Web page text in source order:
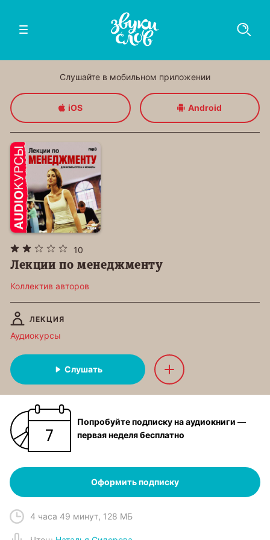
Слушайте в мобильном приложении
iOS Android
10
Лекции по менеджменту
Коллектив авторов
ЛЕКЦИЯ
Аудиокурсы
Слушать
Попробуйте подписку на аудиокниги —
первая неделя бесплатно
Оформить подписку
4 часа 49 минут, 128 МБ